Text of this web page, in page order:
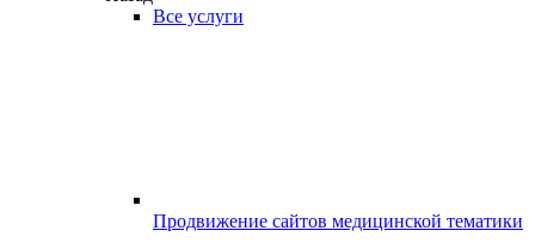
Все услуги
Продвижение сайтов медицинской тематики